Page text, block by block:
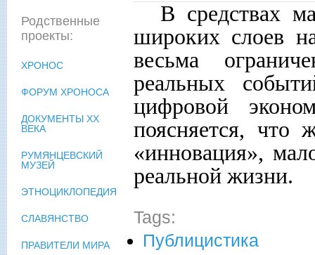
В средствах
широких слоев
весьма
реальных
цифровой
поясняется, что
«инновация»,
реальной жизни.
Tags:
Публицистика
Родственные
проекты:
ХРОНОС
ФОРУМ ХРОНОСА
ДОКУМЕНТЫ XX
ВЕКА
РУМЯНЦЕВСКИЙ
МУЗЕЙ
ЭТНОЦИКЛОПЕДИЯ
СЛАВЯНСТВО
ПРАВИТЕЛИ МИРА